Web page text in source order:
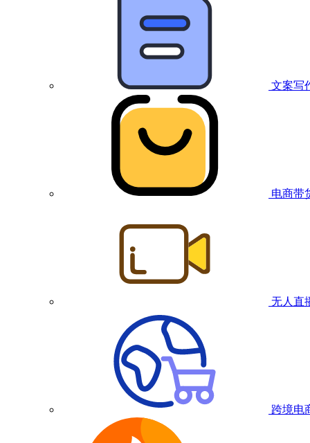
文案写
电商带
无人直
跨境电